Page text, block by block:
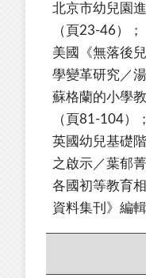
北京市幼兒園
（頁23-46）；
美國《無落後
學變革研究／
蘇格蘭的小學
（頁81-104）；
英國幼兒基礎
之啟示／葉郁
各國初等教育
資料集刊》編